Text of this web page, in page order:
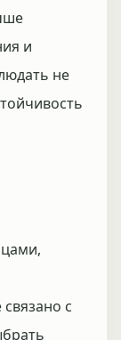
и
не
с